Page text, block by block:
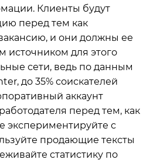
Клиенты будут
перед тем как
и они должны ее
источником для этого
сети, ведь по данным
до 35% соискателей
аккаунт
перед тем, как
экспериментируйте с
продающие тексты
статистику по